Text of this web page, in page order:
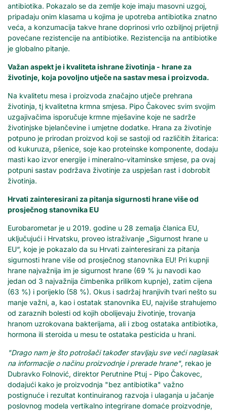
antibiotika. Pokazalo se da zemlje koje imaju masovni uzgoj,
pripadaju onim klasama u kojima je upotreba antibiotika znatno
veća, a konzumacija takve hrane doprinosi vrlo ozbiljnoj prijetnji
povećane rezistencije na antibiotike. Rezistencija na antibiotike
je globalno pitanje.
Važan aspekt je i kvaliteta ishrane životinja - hrane za
životinje, koja povoljno utječe na sastav mesa i proizvoda.
Na kvalitetu mesa i proizvoda značajno utječe prehrana
životinja, tj kvalitetna krmna smjesa. Pipo Čakovec svim svojim
uzgajivačima isporučuje krmne mješavine koje ne sadrže
životinjske bjelančevine i umjetne dodatke. Hrana za životinje
potpuno je prirodan proizvod koji se sastoji od različitih žitarica:
od kukuruza, pšenice, soje kao proteinske komponente, dodaju
masti kao izvor energije i mineralno-vitaminske smjese, pa ovaj
potpuni sastav podržava životinje za uspješan rast i dobrobit
životinja.
Hrvati zainteresirani za pitanja sigurnosti hrane više od
prosječnog stanovnika EU
Eurobarometar je u 2019. godine u 28 zemalja članica EU,
uključujući i Hrvatsku, proveo istraživanje „Sigurnost hrane u
EU“, koje je pokazalo da su Hrvati zainteresirani za pitanja
sigurnosti hrane više od prosječnog stanovnika EU! Pri kupnji
hrane najvažnija im je sigurnost hrane (69 % ju navodi kao
jedan od 3 najvažnija čimbenika prilikom kupnje), zatim cijena
(63 %) i porijeklo (58 %). Okus i sadržaj hranjivih tvari nešto su
manje važni, a, kao i ostatak stanovnika EU, najviše strahujemo
od zaraznih bolesti od kojih obolijevaju životinje, trovanja
hranom uzrokovana bakterijama, ali i zbog ostataka antibiotika,
hormona ili steroida u mesu te ostataka pesticida u hrani.
"Drago nam je što potrošači također stavljaju sve veći naglasak
na informacije o načinu proizvodnje i prerade hrane", rekao je
Dubravko Folnović, direktor Perutnine Ptuj - Pipo Čakovec,
dodajući kako je proizvodnja "bez antibiotika" važno
postignuće i rezultat kontinuiranog razvoja i ulaganja u jačanje
poslovnog modela vertikalno integrirane domaće proizvodnje,